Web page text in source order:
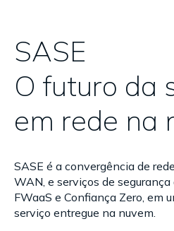
SASE
O futuro da
em rede na
SASE é a convergência de
WAN, e serviços de segurança
FWaaS e Confiança Zero, em
serviço entregue na nuvem.